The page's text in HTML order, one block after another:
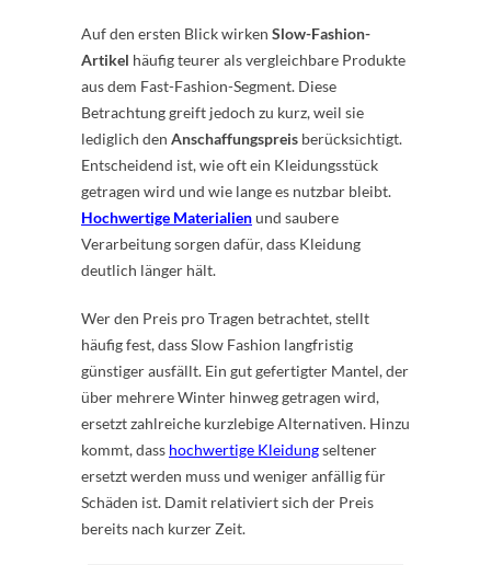
Auf den ersten Blick wirken Slow-Fashion-
Artikel häufig teurer als vergleichbare Produkte
aus dem Fast-Fashion-Segment. Diese
Betrachtung greift jedoch zu kurz, weil sie
lediglich den Anschaffungspreis berücksichtigt.
Entscheidend ist, wie oft ein Kleidungsstück
getragen wird und wie lange es nutzbar bleibt.
Hochwertige Materialienund saubere
Verarbeitung sorgen dafür, dass Kleidung
deutlich länger hält.
Wer den Preis pro Tragen betrachtet, stellt
häufig fest, dass Slow Fashion langfristig
günstiger ausfällt. Ein gut gefertigter Mantel, der
über mehrere Winter hinweg getragen wird,
ersetzt zahlreiche kurzlebige Alternativen. Hinzu
kommt, dass hochwertige Kleidungseltener
ersetzt werden muss und weniger anfällig für
Schäden ist. Damit relativiert sich der Preis
bereits nach kurzer Zeit.